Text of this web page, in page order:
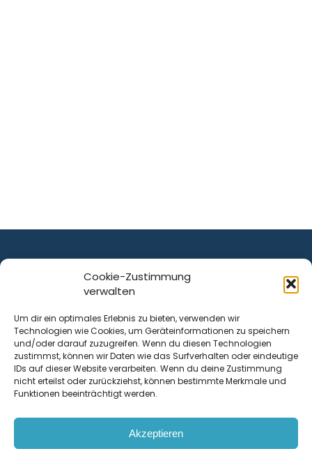
Cookie-Zustimmung
verwalten
Um dir ein optimales Erlebnis zu bieten, verwenden wir
Technologien wie Cookies, um Geräteinformationen zu speichern
und/oder darauf zuzugreifen. Wenn du diesen Technologien
zustimmst, können wir Daten wie das Surfverhalten oder eindeutige
IDs auf dieser Website verarbeiten. Wenn du deine Zustimmung
nicht erteilst oder zurückziehst, können bestimmte Merkmale und
Funktionen beeinträchtigt werden.
Akzeptieren
ist ein Service von
Krenn Real GmbH
Tischlerstraße 12
4050Traun| Österreich
Kontakt